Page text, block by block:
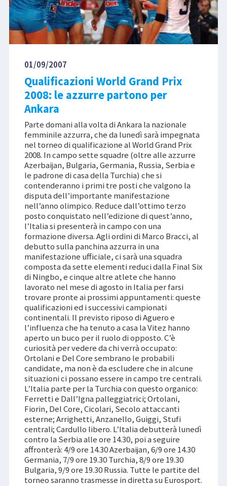
01/09/2007
Qualificazioni World Grand Prix
2008: le azzurre partono per
Ankara
Parte domani alla volta di Ankara la nazionale
femminile azzurra, che da lunedì sarà impegnata
nel torneo di qualificazione al World Grand Prix
2008. In campo sette squadre (oltre alle azzurre
Azerbaijan, Bulgaria, Germania, Russia, Serbia e
le padrone di casa della Turchia) che si
contenderanno i primi tre posti che valgono la
disputa dell’importante manifestazione
nell’anno olimpico. Reduce dall’ottimo terzo
posto conquistato nell’edizione di quest’anno,
l’Italia si presenterà in campo con una
formazione diversa. Agli ordini di Marco Bracci, al
debutto sulla panchina azzurra in una
manifestazione ufficiale, ci sarà una squadra
composta da sette elementi reduci dalla Final Six
di Ningbo, e cinque altre atlete che hanno
lavorato nel mese di agosto in Italia per farsi
trovare pronte ai prossimi appuntamenti: queste
qualificazioni ed i successivi campionati
continentali. Il previsto riposo di Aguero e
l’influenza che ha tenuto a casa la Vitez hanno
aperto un buco per il ruolo di opposto. C’è
curiosità per vedere da chi verrà occupato:
Ortolani e Del Core sembrano le probabili
candidate, ma non è da escludere che in alcune
situazioni ci possano essere in campo tre centrali.
L’Italia parte per la Turchia con questo organico:
Ferretti e Dall’Igna palleggiatrici; Ortolani,
Fiorin, Del Core, Cicolari, Secolo attaccanti
esterne; Arrighetti, Anzanello, Guiggi, Stufi
centrali; Cardullo libero. L’Italia debutterà lunedì
contro la Serbia alle ore 14.30, poi a seguire
affronterà: 4/9 ore 14.30 Azerbaijan, 6/9 ore 14.30
Germania, 7/9 ore 19.30 Turchia, 8/9 ore 19.30
Bulgaria, 9/9 ore 19.30 Russia. Tutte le partite del
torneo saranno trasmesse in diretta su Eurosport.